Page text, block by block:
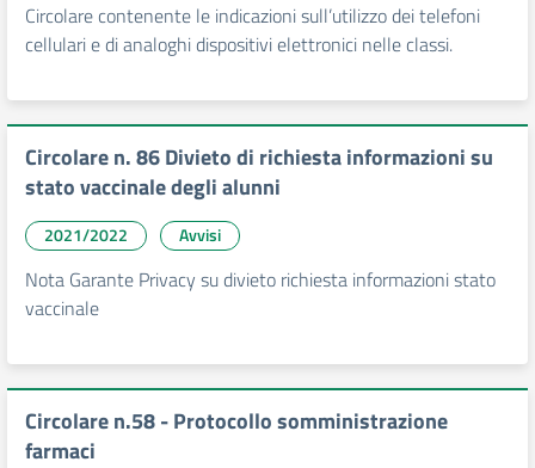
Circolare contenente le indicazioni sull’utilizzo dei telefoni
cellulari e di analoghi dispositivi elettronici nelle classi.
Circolare n. 86 Divieto di richiesta informazioni su
stato vaccinale degli alunni
2021/2022 Avvisi
Nota Garante Privacy su divieto richiesta informazioni stato
vaccinale
Circolare n.58 - Protocollo somministrazione
farmaci